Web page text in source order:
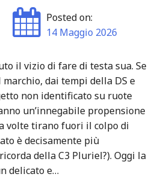
Posted on:
14 Maggio 2026
il vizio di fare di testa sua. Se
dai tempi della DS e
non identificato su ruote
un’innegabile propensione
volte tirano fuori il colpo di
è decisamente più
della C3 Pluriel?). Oggi la
delicato e…